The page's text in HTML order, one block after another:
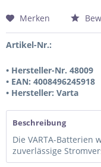
Merken
Artikel-Nr.:
• Hersteller-Nr. 48009
• EAN: 4008496245918
• Hersteller: Varta
Beschreibung
Die VARTA-Batterien
zuverlässige